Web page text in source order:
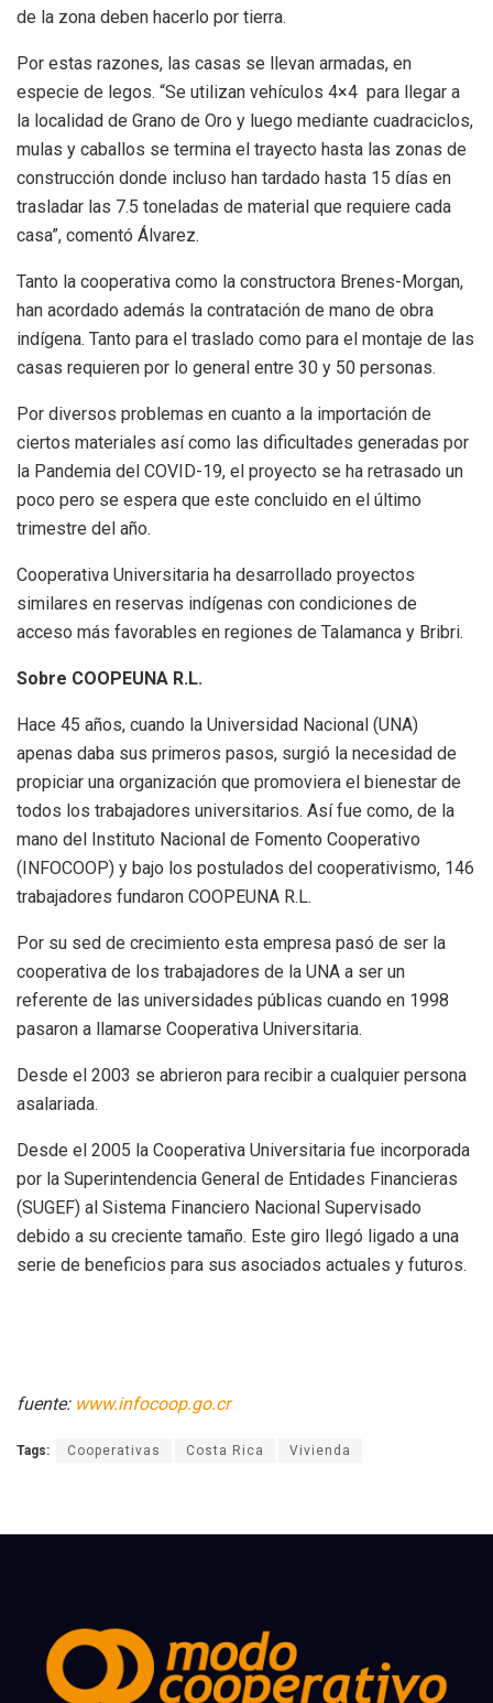
de la zona deben hacerlo por tierra.
Por estas razones, las casas se llevan armadas, en
especie de legos. “Se utilizan vehículos 4×4 para llegar a
la localidad de Grano de Oro y luego mediante cuadraciclos,
mulas y caballos se termina el trayecto hasta las zonas de
construcción donde incluso han tardado hasta 15 días en
trasladar las 7.5 toneladas de material que requiere cada
casa”, comentó Álvarez.
Tanto la cooperativa como la constructora Brenes-Morgan,
han acordado además la contratación de mano de obra
indígena. Tanto para el traslado como para el montaje de las
casas requieren por lo general entre 30 y 50 personas.
Por diversos problemas en cuanto a la importación de
ciertos materiales así como las dificultades generadas por
la Pandemia del COVID-19, el proyecto se ha retrasado un
poco pero se espera que este concluido en el último
trimestre del año.
Cooperativa Universitaria ha desarrollado proyectos
similares en reservas indígenas con condiciones de
acceso más favorables en regiones de Talamanca y Bribri.
Sobre COOPEUNA R.L.
Hace 45 años, cuando la Universidad Nacional (UNA)
apenas daba sus primeros pasos, surgió la necesidad de
propiciar una organización que promoviera el bienestar de
todos los trabajadores universitarios. Así fue como, de la
mano del Instituto Nacional de Fomento Cooperativo
(INFOCOOP) y bajo los postulados del cooperativismo, 146
trabajadores fundaron COOPEUNA R.L.
Por su sed de crecimiento esta empresa pasó de ser la
cooperativa de los trabajadores de la UNA a ser un
referente de las universidades públicas cuando en 1998
pasaron a llamarse Cooperativa Universitaria.
Desde el 2003 se abrieron para recibir a cualquier persona
asalariada.
Desde el 2005 la Cooperativa Universitaria fue incorporada
por la Superintendencia General de Entidades Financieras
(SUGEF) al Sistema Financiero Nacional Supervisado
debido a su creciente tamaño. Este giro llegó ligado a una
serie de beneficios para sus asociados actuales y futuros.
fuente: www.infocoop.go.cr
Tags: Cooperativas Costa Rica Vivienda